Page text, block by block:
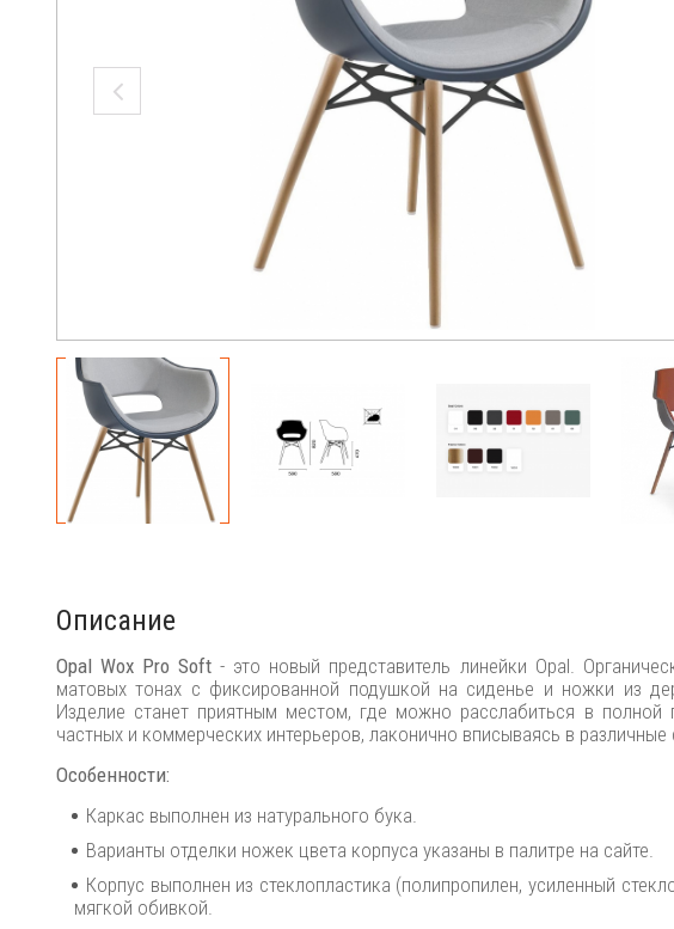
Описание
Opal Wox Pro Soft - это новый представитель линейки Opal.
матовых тонах с фиксированной подушкой на сиденье и ножки из
Изделие станет приятным местом, где можно расслабиться в полной
частных и коммерческих интерьеров, лаконично вписываясь в различные
Особенности:
Каркас выполнен из натурального бука.
Варианты отделки ножек цвета корпуса указаны в палитре на сайте.
Корпус выполнен из стеклопластика (полипропилен, усиленный
мягкой обивкой.